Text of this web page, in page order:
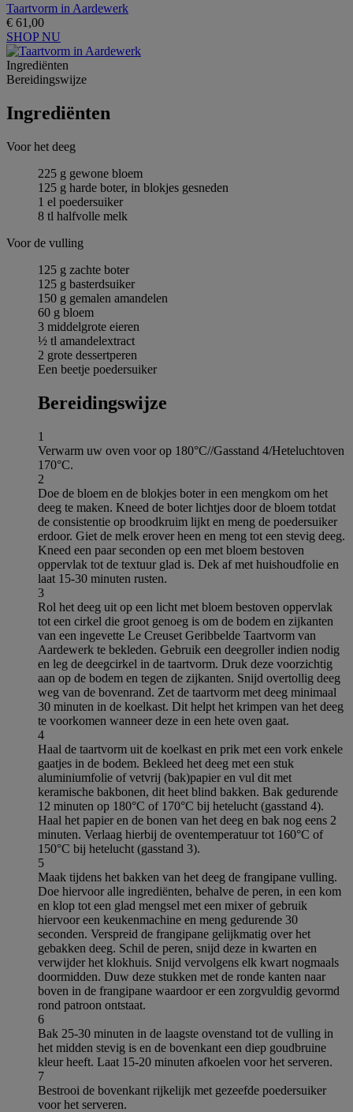
Taartvorm in Aardewerk
€ 61,00
SHOP NU
Ingrediёnten
Bereidingswijze
Ingrediёnten
Voor het deeg
225 g gewone bloem
125 g harde boter, in blokjes gesneden
1 el poedersuiker
8 tl halfvolle melk
Voor de vulling
125 g zachte boter
125 g basterdsuiker
150 g gemalen amandelen
60 g bloem
3 middelgrote eieren
½ tl amandelextract
2 grote dessertperen
Een beetje poedersuiker
Bereidingswijze
1
Verwarm uw oven voor op 180°C//Gasstand 4/Heteluchtoven
170°C.
2
Doe de bloem en de blokjes boter in een mengkom om het
deeg te maken. Kneed de boter lichtjes door de bloem totdat
de consistentie op broodkruim lijkt en meng de poedersuiker
erdoor. Giet de melk erover heen en meng tot een stevig deeg.
Kneed een paar seconden op een met bloem bestoven
oppervlak tot de textuur glad is. Dek af met huishoudfolie en
laat 15-30 minuten rusten.
3
Rol het deeg uit op een licht met bloem bestoven oppervlak
tot een cirkel die groot genoeg is om de bodem en zijkanten
van een ingevette Le Creuset Geribbelde Taartvorm van
Aardewerk te bekleden. Gebruik een deegroller indien nodig
en leg de deegcirkel in de taartvorm. Druk deze voorzichtig
aan op de bodem en tegen de zijkanten. Snijd overtollig deeg
weg van de bovenrand. Zet de taartvorm met deeg minimaal
30 minuten in de koelkast. Dit helpt het krimpen van het deeg
te voorkomen wanneer deze in een hete oven gaat.
4
Haal de taartvorm uit de koelkast en prik met een vork enkele
gaatjes in de bodem. Bekleed het deeg met een stuk
aluminiumfolie of vetvrij (bak)papier en vul dit met
keramische bakbonen, dit heet blind bakken. Bak gedurende
12 minuten op 180°C of 170°C bij hetelucht (gasstand 4).
Haal het papier en de bonen van het deeg en bak nog eens 2
minuten. Verlaag hierbij de oventemperatuur tot 160°C of
150°C bij hetelucht (gasstand 3).
5
Maak tijdens het bakken van het deeg de frangipane vulling.
Doe hiervoor alle ingrediënten, behalve de peren, in een kom
en klop tot een glad mengsel met een mixer of gebruik
hiervoor een keukenmachine en meng gedurende 30
seconden. Verspreid de frangipane gelijkmatig over het
gebakken deeg. Schil de peren, snijd deze in kwarten en
verwijder het klokhuis. Snijd vervolgens elk kwart nogmaals
doormidden. Duw deze stukken met de ronde kanten naar
boven in de frangipane waardoor er een zorgvuldig gevormd
rond patroon ontstaat.
6
Bak 25-30 minuten in de laagste ovenstand tot de vulling in
het midden stevig is en de bovenkant een diep goudbruine
kleur heeft. Laat 15-20 minuten afkoelen voor het serveren.
7
Bestrooi de bovenkant rijkelijk met gezeefde poedersuiker
voor het serveren.